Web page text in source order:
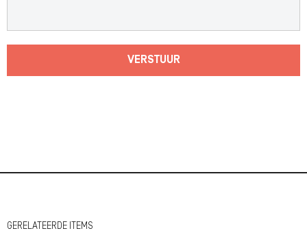
VERSTUUR
GERELATEERDE ITEMS